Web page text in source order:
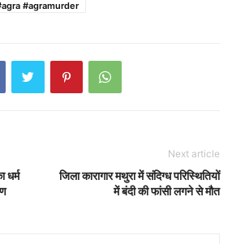
#agramurder
धर्म
Next article
जिला कारागार मथुरा में संदिग्ध परिस्थितियों
में बंदी की फांसी लगने से मौत